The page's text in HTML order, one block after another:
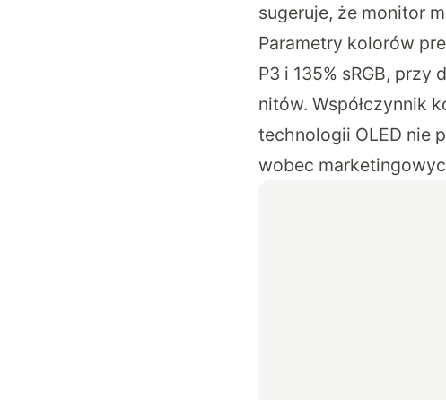
sugeruje, że monitor
Parametry kolorów
P3 i 135% sRGB,
nitów. Współczynnik
technologii OLED nie
wobec